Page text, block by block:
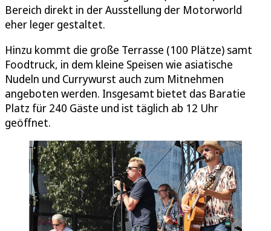
Bereich direkt in der Ausstellung der Motorworld
eher leger gestaltet.
Hinzu kommt die große Terrasse (100 Plätze) samt
Foodtruck, in dem kleine Speisen wie asiatische
Nudeln und Currywurst auch zum Mitnehmen
angeboten werden. Insgesamt bietet das Baratie
Platz für 240 Gäste und ist täglich ab 12 Uhr
geöffnet.